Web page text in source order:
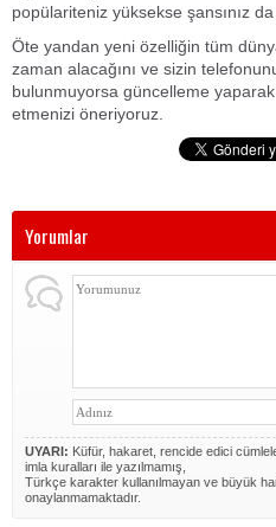
popülariteniz yüksekse şansınız da
Öte yandan yeni özelliğin tüm
zaman alacağını ve sizin
bulunmuyorsa güncelleme
etmenizi öneriyoruz.
Yorumlar
UYARI: Küfür, hakaret, rencide edici
imla kuralları ile yazılmamış,
Türkçe karakter kullanılmayan ve büyük
onaylanmamaktadır.